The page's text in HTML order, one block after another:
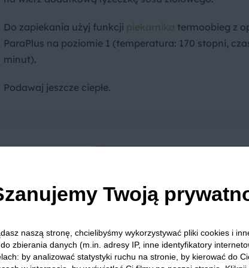
Do zapiekania użyj funkcji piekarnika termoobieg z
ParaPlus na poziomie 1 (temperatura: 170 stopni,
minut).
Podawaj jeszcze ciepłe.
go
Twoją
naszą stronę, chcielibyśmy wykorzystywać pliki cookies i
zbierania danych (m.in. adresy IP, inne identyfikatory
by analizować statystyki ruchu na stronie, by kierować do